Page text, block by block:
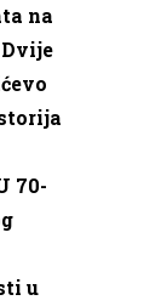
na
70-
u